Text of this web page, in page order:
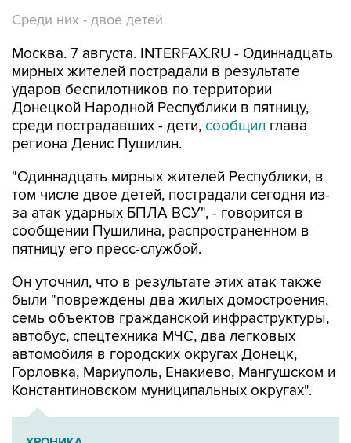
Среди них - двое детей
Москва. 7 августа. INTERFAX.RU - Одиннадцать
мирных жителей пострадали в результате
ударов беспилотников по территории
Донецкой Народной Республики в пятницу,
среди пострадавших - дети, сообщил глава
региона Денис Пушилин.
"Одиннадцать мирных жителей Республики, в
том числе двое детей, пострадали сегодня из-
за атак ударных БПЛА ВСУ", - говорится в
сообщении Пушилина, распространенном в
пятницу его пресс-службой.
Он уточнил, что в результате этих атак также
были "повреждены два жилых домостроения,
семь объектов гражданской инфраструктуры,
автобус, спецтехника МЧС, два легковых
автомобиля в городских округах Донецк,
Горловка, Мариуполь, Енакиево, Мангушском и
Константиновском муниципальных округах".